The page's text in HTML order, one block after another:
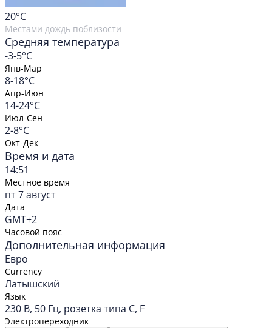
20°C
Местами дождь поблизости
Средняя температура
-3-5°C
Янв-Мар
8-18°C
Апр-Июн
14-24°C
Июл-Сен
2-8°C
Окт-Дек
Время и дата
14:51
Местное время
пт 7 август
Дата
GMT+2
Часовой пояс
Дополнительная информация
Евро
Currency
Латышский
Язык
230 В, 50 Гц, розетка типа C, F
Электропереходник